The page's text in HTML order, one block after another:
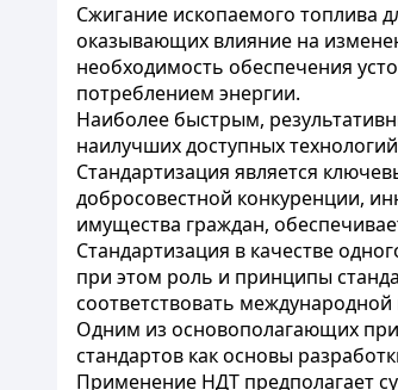
Сжигание ископаемого топлива
оказывающих влияние на
необходимость обеспечения
потреблением энергии.
Наиболее быстрым,
наилучших доступных
Стандартизация является
добросовестной конкуренции,
имущества граждан,
Стандартизация в качестве
при этом роль и принципы
соответствовать международной
Одним из основополагающих
стандартов как основы
Применение НДТ предполагает